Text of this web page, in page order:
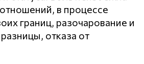
в процессе
границ, разочарование и
отказа от